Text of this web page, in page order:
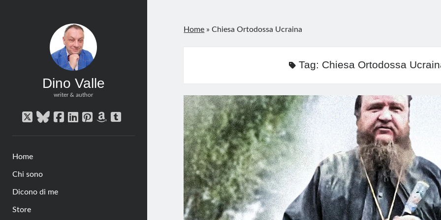
Dino Valle
writer & author
twitterbluesky
facebook
linkedin
pinterest
amazon
tumblr
Home
Chi sono
Dicono di me
Store
Home »Chiesa Ortodossa Ucraina
Tag: Chiesa Ortodossa